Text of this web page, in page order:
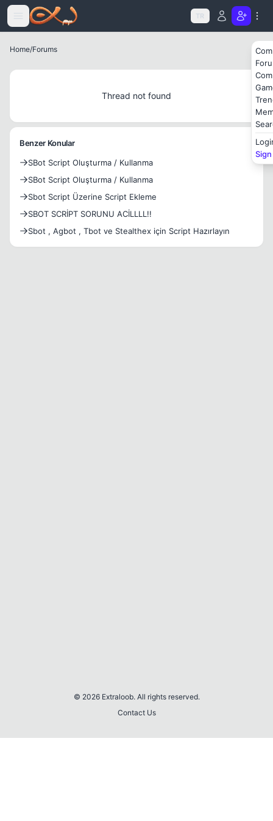
Icerige atla
TR
Home/Forums
Thread not found
Benzer Konular
SBot Script Oluşturma / Kullanma
SBot Script Oluşturma / Kullanma
Sbot Script Üzerine Script Ekleme
SBOT SCRİPT SORUNU ACİLLLL!!
Sbot , Agbot , Tbot ve Stealthex için Script Hazırlayın
© 2026 Extraloob. All rights reserved.
Contact Us